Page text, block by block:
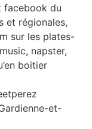
facebook du
et régionales,
sur les plates-
napster,
boitier
et-